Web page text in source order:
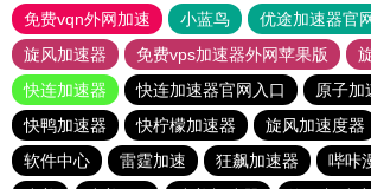
免费vqn外网加速
小蓝鸟 优途加速器官
旋风加速器
免费vps加速器外网苹果版
快连加速器
快连加速器官网入口
原子加
快鸭加速器
快柠檬加速器 旋风加速度器
软件中心
雷霆加速 狂飙加速器 哔咔